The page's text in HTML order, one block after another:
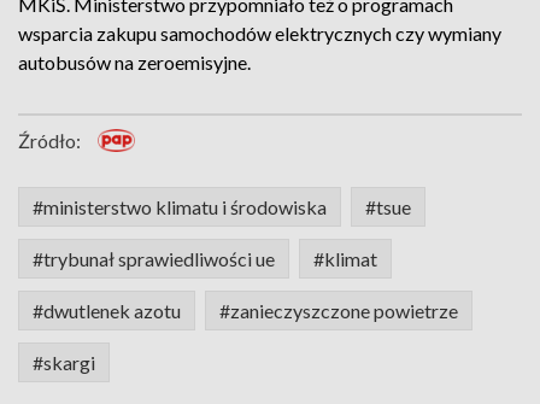
wsparcia zakupu samochodów elektrycznych czy wymiany
autobusów na zeroemisyjne.
Źródło:
#ministerstwo klimatu i środowiska #tsue
#trybunał sprawiedliwości ue #klimat
#dwutlenek azotu #zanieczyszczone powietrze
#skargi